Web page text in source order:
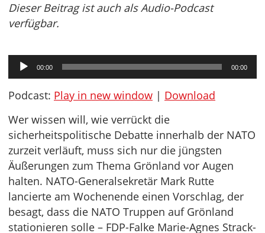
Dieser Beitrag ist auch als Audio-Podcast
verfügbar.
Audio-
Player
00:00 00:00
Podcast: Play in new window | Download
Wer wissen will, wie verrückt die
sicherheitspolitische Debatte innerhalb der NATO
zurzeit verläuft, muss sich nur die jüngsten
Äußerungen zum Thema Grönland vor Augen
halten. NATO-Generalsekretär Mark Rutte
lancierte am Wochenende einen Vorschlag, der
besagt, dass die NATO Truppen auf Grönland
stationieren solle – FDP-Falke Marie-Agnes Strack-